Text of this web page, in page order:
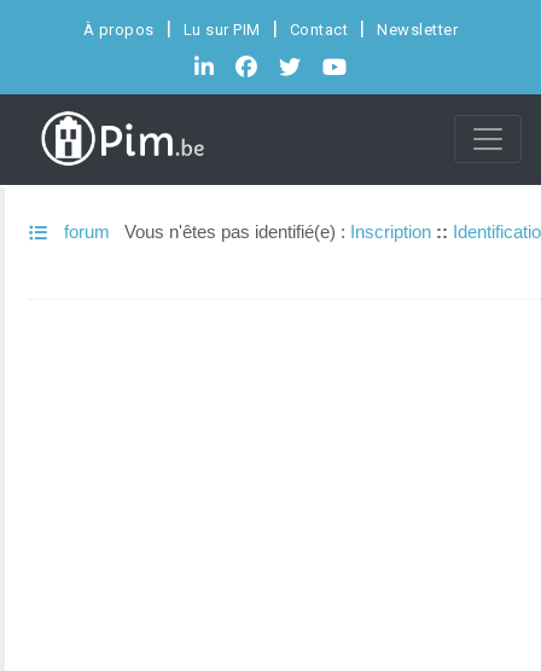
À propos Lu sur PIM Contact Newsletter
forum Vous n'êtes pas identifié(e) : Inscription ::